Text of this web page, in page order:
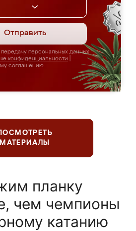
Отправить
персональных данных
конфиденциальности
соглашению
ПОСМОТРЕТЬ
МАТЕРИАЛЫ
планку
чем чемпионы
катанию